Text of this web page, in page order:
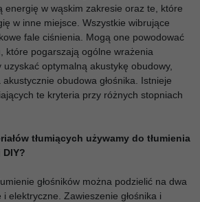
energię w wąskim zakresie oraz te, które
w inne miejsce. Wszystkie wibrujące
fale ciśnienia. Mogą one powodować
które pogarszają ogólne wrażenia
uzyskać optymalną akustykę obudowy,
obudowa głośnika. Istnieje
te kryteria przy różnych stopniach
tłumiących używamy do tłumienia
głośników można podzielić na dwa
elektryczne. Zawieszenie głośnika i